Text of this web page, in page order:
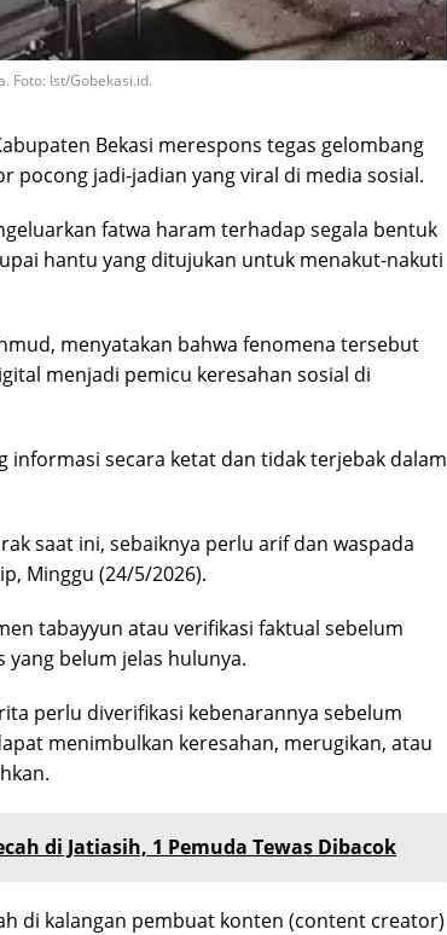
Foto: Ist/Gobekasi.id.
Bekasi merespons tegas gelombang
pocong jadi-jadian yang viral di media sosial.
fatwa haram terhadap segala bentuk
hantu yang ditujukan untuk menakut-nakuti
menyatakan bahwa fenomena tersebut
menjadi pemicu keresahan sosial di
informasi secara ketat dan tidak terjebak dalam
saat ini, sebaiknya perlu arif dan waspada
Minggu (24/5/2026).
tabayyun atau verifikasi faktual sebelum
belum jelas hulunya.
perlu diverifikasi kebenarannya sebelum
menimbulkan keresahan, merugikan, atau
di Jatiasih, 1 Pemuda Tewas Dibacok
di kalangan pembuat konten (content creator)